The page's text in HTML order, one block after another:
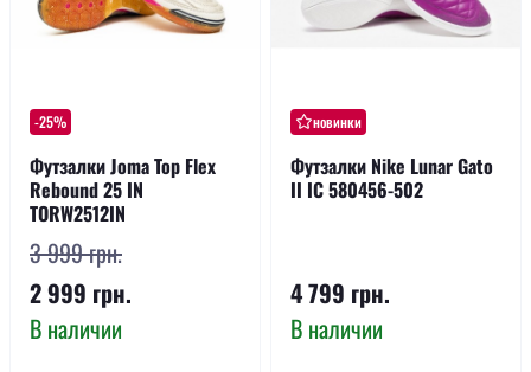
-25%
Футзалки Joma Top Flex
Rebound 25 IN
TORW2512IN
3 999 грн.
2 999 грн.
В наличии
новинки
Футзалки Nike Lunar Gato
II IC 580456-502
4 799 грн.
В наличии